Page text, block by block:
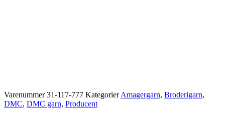
Varenummer31-117-777 Kategorier Amagergarn, Broderigarn,
DMC, DMC garn, Producent